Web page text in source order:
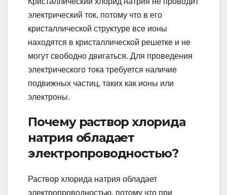
электрический ток, потому что в его
кристаллической структуре все ионы
находятся в кристаллической решетке и не
могут свободно двигаться. Для проведения
электрического тока требуется наличие
подвижных частиц, таких как ионы или
электроны.
Почему раствор хлорида
натрия обладает
электропроводностью?
Раствор хлорида натрия обладает
электропроводностью, потому что при